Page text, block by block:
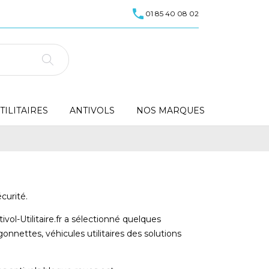
call 01 85 40 08 02
ANTIVOLS NOS MARQUES
Utilitaire.fr a sélectionné quelques
véhicules utilitaires des solutions